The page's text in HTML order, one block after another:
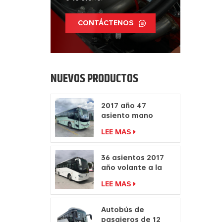
CONTÁCTENOS
NUEVOS PRODUCTOS
2017 año 47
asiento mano
fabricantes diesel
motor autobús
LEE MAS
36 asientos 2017
año volante a la
fabricantes de
autocares de
pasajeros
LEE MAS
Autobús de
pasajeros de 12